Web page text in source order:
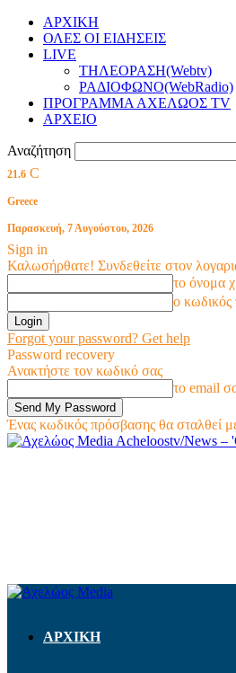
ΑΡΧΙΚΗ
ΟΛΕΣ ΟΙ ΕΙΔΗΣΕΙΣ
LIVE
ΤΗΛΕΟΡΑΣΗ(Webtv)
ΡΑΔΙΟΦΩΝΟ(WebRadio)
ΠΡΟΓΡΑΜΜΑ ΑΧΕΛΩΟΣ TV
ΑΡΧΕΙΟ
Αναζήτηση
21.6 C
Greece
Παρασκευή, 7 Αυγούστου, 2026
Sign in
Καλωσήρθατε! Συνδεθείτε στον
το όνομα
ο
Forgot your password? Get help
Password recovery
Ανακτήστε τον κωδικό σας
το email
Ένας κωδικός πρόσβασης θα σταλθεί
Acheloostv/News –
ΑΡΧΙΚΗ